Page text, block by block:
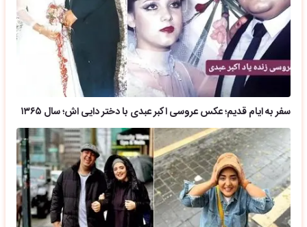
سفر به ایام قدیم؛ عکس عروسی اکبر عبدی با دختر دایی اش؛ سال ۱۳۶۵